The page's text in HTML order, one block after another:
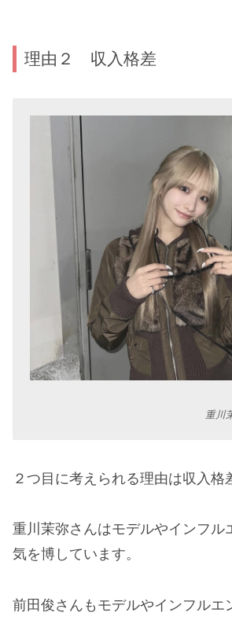
理由２ 収入格差
重川
２つ目に考えられる理由は収入格
重川茉弥さんはモデルやインフル
気を博しています。
前田俊さんもモデルやインフルエ